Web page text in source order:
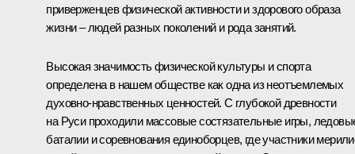
приверженцев физической активности и здорового образа
жизни – людей разных поколений и рода занятий.
Высокая значимость физической культуры и спорта
определена в нашем обществе как одна из неотъемлемых
духовно-нравственных ценностей. С глубокой древности
на Руси проходили массовые состязательные игры,
баталии и соревнования единоборцев, где участники